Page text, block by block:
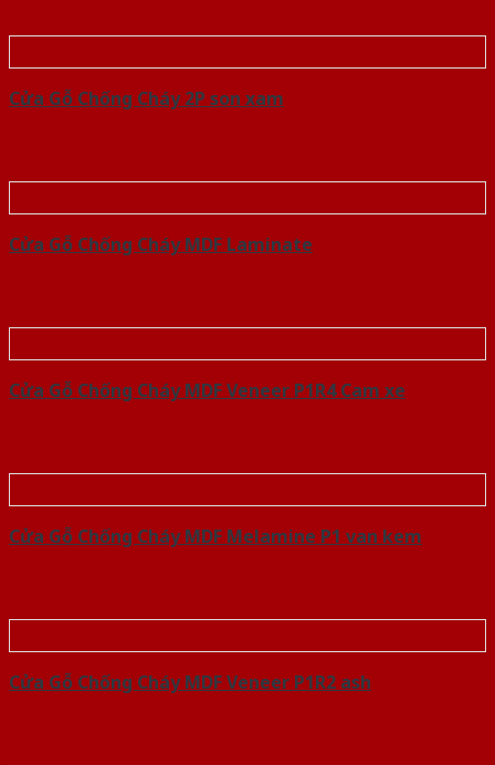
Cửa Gỗ Chống Cháy 2P son xam
Cửa Gỗ Chống Cháy MDF Laminate
Cửa Gỗ Chống Cháy MDF Veneer P1R4 Cam xe
Cửa Gỗ Chống Cháy MDF Melamine P1 van kem
Cửa Gỗ Chống Cháy MDF Veneer P1R2 ash